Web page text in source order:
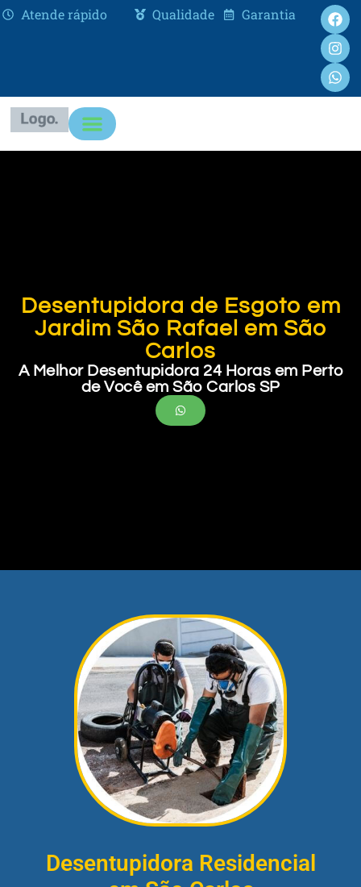
Atende rápido Qualidade Garantia
Desentupidora de Esgoto em
Jardim São Rafael em São
Carlos
A Melhor Desentupidora 24 Horas em Perto
de Você em São Carlos SP
Desentupidora Residencial